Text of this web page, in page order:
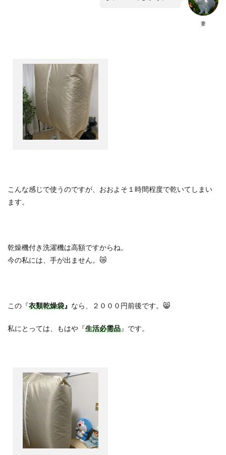
妻
こんな感じで使うのですが、おおよそ１時間程度で乾いてしまい
ます。
乾燥機付き洗濯機は高額ですからね。
今の私には、手が出ません。 😿
この『衣類乾燥袋』 なら、２０００円前後です。 😸
私にとっては、もはや『生活必需品』です。